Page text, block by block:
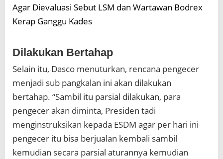
Agar Dievaluasi Sebut LSM dan Wartawan Bodrex
Kerap Ganggu Kades
Dilakukan Bertahap
Selain itu, Dasco menuturkan, rencana pengecer
menjadi sub pangkalan ini akan dilakukan
bertahap. “Sambil itu parsial dilakukan, para
pengecer akan diminta, Presiden tadi
menginstruksikan kepada ESDM agar per hari ini
pengecer itu bisa berjualan kembali sambil
kemudian secara parsial aturannya kemudian